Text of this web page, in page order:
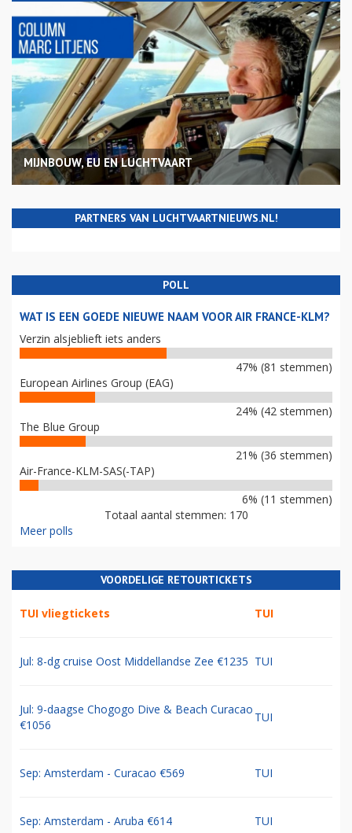
MIJNBOUW, EU EN LUCHTVAART
PARTNERS VAN LUCHTVAARTNIEUWS.NL!
POLL
WAT IS EEN GOEDE NIEUWE NAAM VOOR AIR FRANCE-KLM?
Verzin alsjeblieft iets anders
47% (81 stemmen)
European Airlines Group (EAG)
24% (42 stemmen)
The Blue Group
21% (36 stemmen)
Air-France-KLM-SAS(-TAP)
6% (11 stemmen)
Totaal aantal stemmen: 170
Meer polls
VOORDELIGE RETOURTICKETS
TUI vliegtickets TUI
Jul: 8-dg cruise Oost Middellandse Zee €1235 TUI
Jul: 9-daagse Chogogo Dive & Beach Curacao
€1056
TUI
Sep: Amsterdam - Curacao €569 TUI
Sep: Amsterdam - Aruba €614 TUI